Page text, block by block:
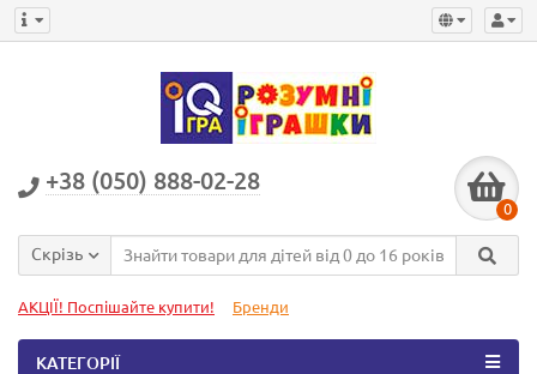
+38 (050) 888-02-28
0
Скрізь
АКЦІЇ! Поспішайте купити! Бренди
КАТЕГОРІЇ